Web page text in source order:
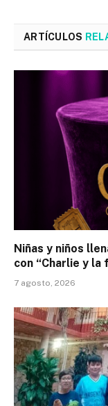
ARTÍCULOS
Niñas y niños
con “Charlie y la
7 agosto, 2026